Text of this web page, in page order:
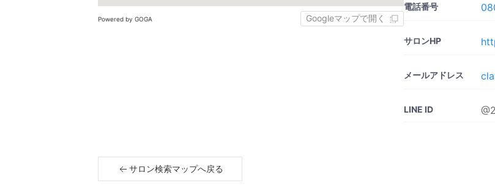
Powered by GOGA Googleマップで開く
電話番号
サロンHP
メールアドレス
LINE ID
サロン検索マップへ戻る